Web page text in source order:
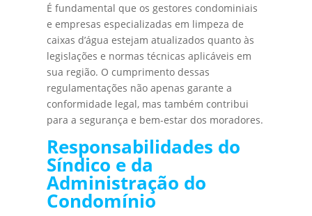
É fundamental que os gestores condominiais
e empresas especializadas em limpeza de
caixas d’água estejam atualizados quanto às
legislações e normas técnicas aplicáveis em
sua região. O cumprimento dessas
regulamentações não apenas garante a
conformidade legal, mas também contribui
para a segurança e bem-estar dos moradores.
Responsabilidades do
Síndico e da
Administração do
Condomínio